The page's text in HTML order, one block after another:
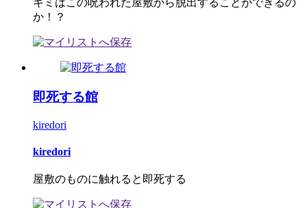
キミはこの呪われた屋敷から脱出することができるの
か！？
即死する館
kiredori
kiredori
屋敷のものに触れると即死する